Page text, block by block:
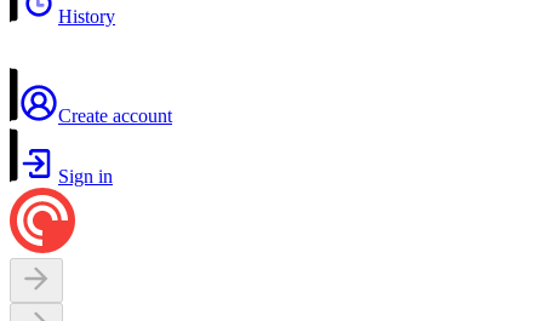
History
Create account
Sign in